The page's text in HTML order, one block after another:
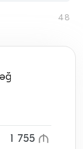
48
1 755